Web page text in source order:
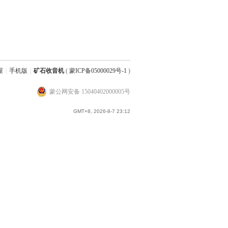
手机版 矿石收音机( 蒙ICP备05000029号-1 )
蒙公网安备 15040402000005号
GMT+8, 2026-8-7 23:12